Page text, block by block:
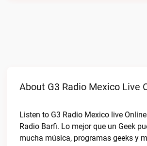
About G3 Radio Mexico Live
Listen to G3 Radio Mexico live
Radio Barfi. Lo mejor que un Geek
mucha música, programas geeks y